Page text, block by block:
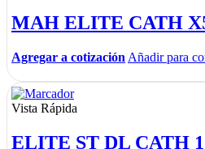
MAH ELITE CATH
Agregar a cotización Añadir para
Vista Rápida
ELITE ST DL CATH